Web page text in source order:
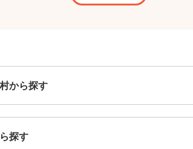
から探す
探す